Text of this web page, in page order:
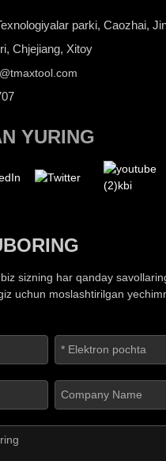
parki, Caozhai,
Chjejiang, Xitoy
YURING
sizning har qanday
uchun moslashtirilgan